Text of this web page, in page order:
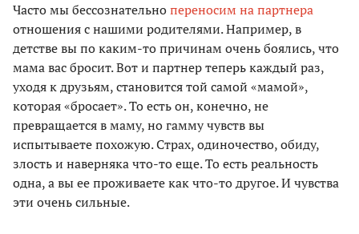
Часто мы бессознательнопереносим на партнера
отношения с нашими родителями. Например, в
детстве вы по каким-то причинам очень боялись, что
мама вас бросит. Вот и партнер теперь каждый раз,
уходя к друзьям, становится той самой «мамой»,
которая «бросает». То есть он, конечно, не
превращается в маму, но гамму чувств вы
испытываете похожую. Страх, одиночество, обиду,
злость и наверняка что-то еще. То есть реальность
одна, а вы ее проживаете как что-то другое. И чувства
эти очень сильные.